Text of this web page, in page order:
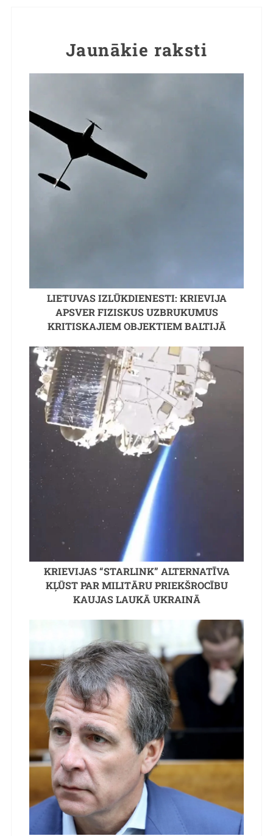
Jaunākie raksti
LIETUVAS IZLŪKDIENESTI: KRIEVIJA
APSVER FIZISKUS UZBRUKUMUS
KRITISKAJIEM OBJEKTIEM BALTIJĀ
KRIEVIJAS “STARLINK” ALTERNATĪVA
KĻŪST PAR MILITĀRU PRIEKŠROCĪBU
KAUJAS LAUKĀ UKRAINĀ